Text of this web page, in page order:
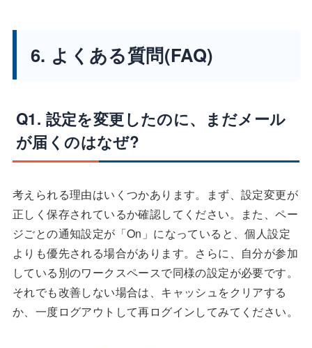
6. よくある質問(FAQ)
Q1. 設定を変更したのに、まだメール
が届くのはなぜ?
考えられる理由はいくつかあります。まず、設定変更が
正しく保存されているか確認してください。また、ペー
ジごとの通知設定が「On」になっていると、個人設定
よりも優先される場合があります。さらに、自分が参加
している別のワークスペースで同様の設定が必要です。
それでも改善しない場合は、キャッシュをクリアする
か、一度ログアウトして再ログインしてみてください。